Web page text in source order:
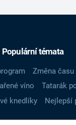
Populární témata
Změna času
víno Tatarák
knedlíky Nejlepší